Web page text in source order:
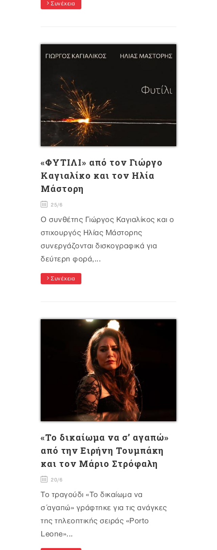
Συνέχεια
«ΦΥΤΙΛΙ» από τον Γιώργο
Καγιαλίκο και τον Ηλία
Μάστορη
25/6
Ο συνθέτης Γιώργος Καγιαλίκος και ο
στιχουργός Ηλίας Μάστορης
συνεργάζονται δισκογραφικά για
δεύτερη φορά,...
Συνέχεια
«Το δικαίωμα να σ’ αγαπώ»
από την Ειρήνη Τουμπάκη
και τον Μάριο Στρόφαλη
20/6
Το τραγούδι «Το δικαίωμα να
σ΄αγαπώ» γράφτηκε για τις ανάγκες
της τηλεοπτικής σειράς «Porto
Leone»...